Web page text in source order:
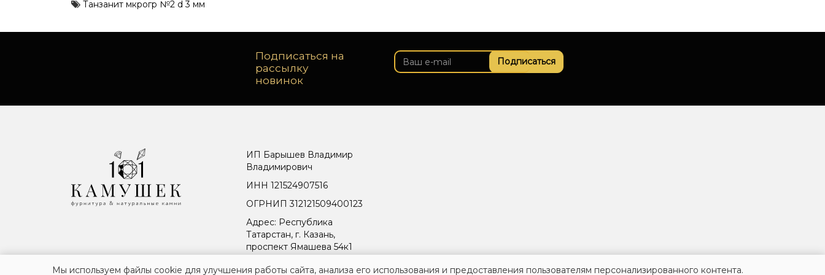
Танзанит мкрогр №2 d 3 мм
Подписаться на
рассылку
новинок
Подписаться
ИП Барышев Владимир
Владимирович
ИНН 121524907516
ОГРНИП 312121509400123
Адрес: Республика
Татарстан, г. Казань,
проспект Ямашева 54к1
Мы используем файлы cookie для улучшения работы сайта, анализа его использования и предоставления пользователям персонализированного контента.